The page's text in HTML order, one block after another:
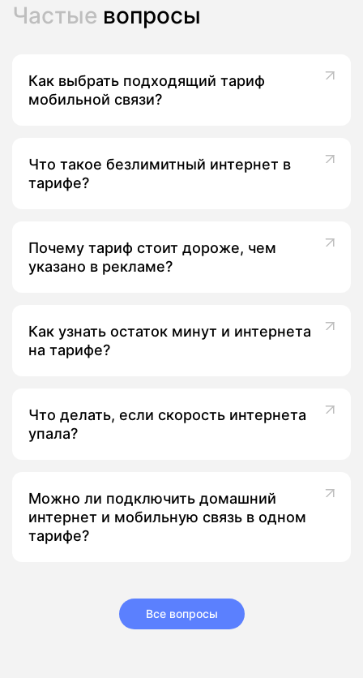
Частые вопросы
Как выбрать подходящий тариф
мобильной связи?
Что такое безлимитный интернет в
тарифе?
Почему тариф стоит дороже, чем
указано в рекламе?
Как узнать остаток минут и интернета
на тарифе?
Что делать, если скорость интернета
упала?
Можно ли подключить домашний
интернет и мобильную связь в одном
тарифе?
Все вопросы